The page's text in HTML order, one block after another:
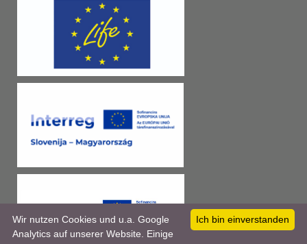
Ich bin einverstanden
Wir nutzen Cookies und u.a. Google
Analytics auf unserer Website. Einige